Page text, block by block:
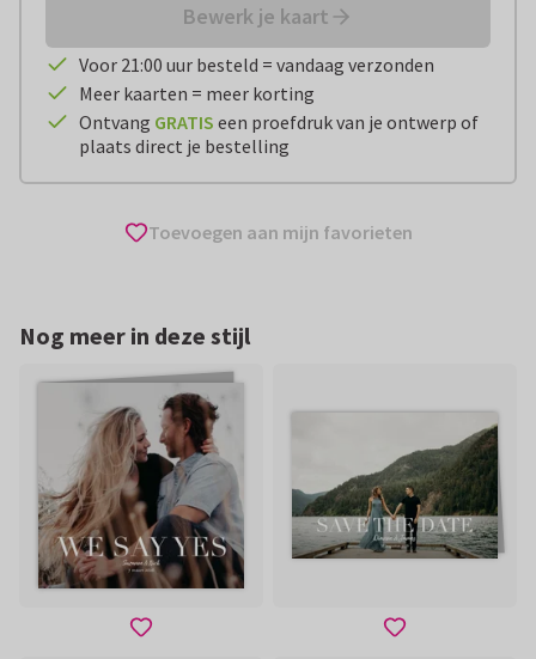
Bewerk je kaart
Voor 21:00 uur besteld = vandaag verzonden
Meer kaarten = meer korting
Ontvang GRATIS een proefdruk van je ontwerp of
plaats direct je bestelling
Toevoegen aan mijn favorieten
Nog meer in deze stijl